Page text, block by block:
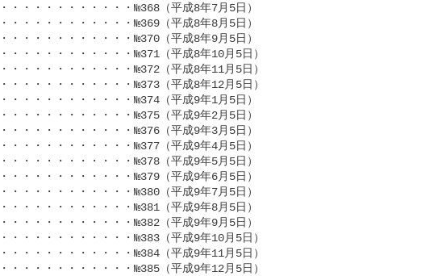
・・・・・・・・・№368（平成8年7月5日）
・・・・・・・・・№369（平成8年8月5日）
・・・・・・・・・№370（平成8年9月5日）
・・・・・・・・・№371（平成8年10月5日）
・・・・・・・・・№372（平成8年11月5日）
・・・・・・・・・№373（平成8年12月5日）
・・・・・・・・・№374（平成9年1月5日）
・・・・・・・・・№375（平成9年2月5日）
・・・・・・・・・№376（平成9年3月5日）
・・・・・・・・・№377（平成9年4月5日）
・・・・・・・・・№378（平成9年5月5日）
・・・・・・・・・№379（平成9年6月5日）
・・・・・・・・・№380（平成9年7月5日）
・・・・・・・・・№381（平成9年8月5日）
・・・・・・・・・№382（平成9年9月5日）
・・・・・・・・・№383（平成9年10月5日）
・・・・・・・・・№384（平成9年11月5日）
・・・・・・・・・№385（平成9年12月5日）